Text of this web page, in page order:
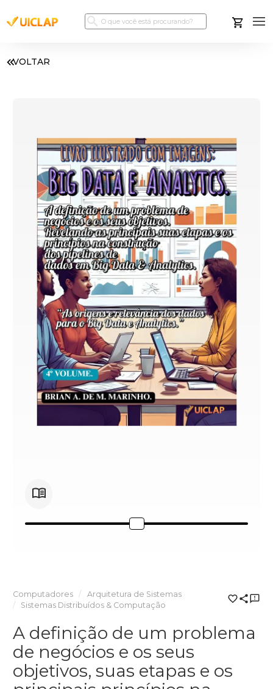
VOLTAR
Computadores
Arquitetura de Sistemas
Sistemas Distribuídos & Computação
A definição de um problema
de negócios e os seus
objetivos, suas etapas e os